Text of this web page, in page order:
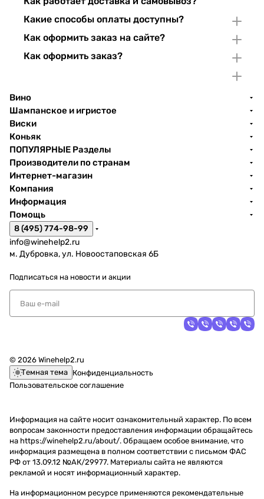
Какие способы оплаты доступны?
Как оформить заказ на сайте?
Как оформить заказ?
Вино
Шампанское и игристое
Виски
Коньяк
ПОПУЛЯРНЫЕ Разделы
Производители по странам
Интернет-магазин
Компания
Информация
Помощь
8 (495) 774-98-99
info@winehelp2.ru
м. Дубровка, ул. Новоостаповская 6Б
Подписаться на новости и акции
© 2026 Winehelp2.ru
Темная тема Конфиденциальность
Пользовательское соглашение
Информация на сайте носит ознакомительный характер. По всем
вопросам законности предоставления информации обращайтесь
на https://winehelp2.ru/about/. Обращаем особое внимание, что
информация размещена в полном соответствии с письмом ФАС
РФ от 13.09.12 №АК/29977. Материалы сайта не являются
рекламой и носят информационный характер.
На информационном ресурсе применяются рекомендательные